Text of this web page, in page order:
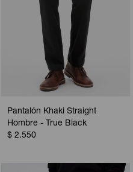
Pantalón Khaki Straight
Hombre - True Black
$ 2.550